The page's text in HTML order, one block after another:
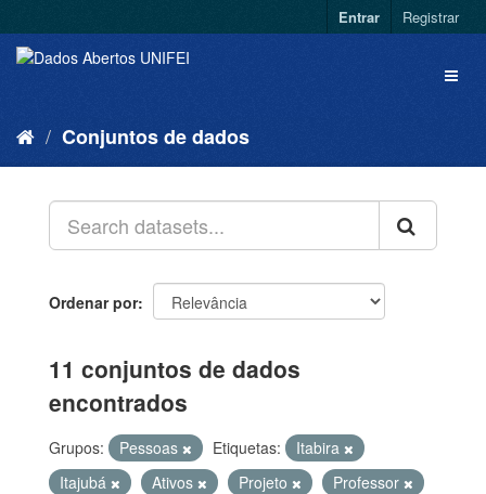
Entrar Registrar
Conjuntos de dados
Ordenar por
11 conjuntos de dados
encontrados
Grupos: Pessoas Etiquetas:
Itabira
Itajubá
Ativos Projeto
Professor